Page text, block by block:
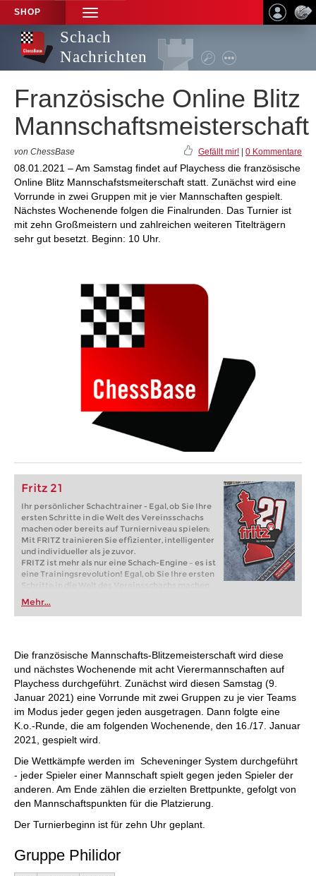
SHOP
TOGGLE
NAVIGATION
Schach
Nachrichten
Französische Online Blitz
Mannschaftsmeisterschaft
von ChessBase Gefällt mir! 0 Kommentare
08.01.2021 – Am Samstag findet auf Playchess die französische
Online Blitz Mannschafstsmeiterschaft statt. Zunächst wird eine
Vorrunde in zwei Gruppen mit je vier Mannschaften gespielt.
Nächstes Wochenende folgen die Finalrunden. Das Turnier ist
mit zehn Großmeistern und zahlreichen weiteren Titelträgern
sehr gut besetzt. Beginn: 10 Uhr.
Fritz 21
Ihr persönlicher Schachtrainer - Egal, ob Sie Ihre
ersten Schritte in die Welt des Vereinsschachs
machen oder bereits auf Turnierniveau spielen:
Mit FRITZ trainieren Sie effizienter, intelligenter
und individueller als je zuvor.
FRITZ ist mehr als nur eine Schach-Engine – es ist
eine Trainingsrevolution! Egal, ob Sie Ihre ersten
Schritte in die Welt des Vereinsschachs machen
oder bereits auf Turnierniveau spielen: Mit
FRITZ trainieren Sie effizienter, intelligenter und
individueller als je zuvor.
Mehr...
Die französische Mannschafts-Blitzemeisterschaft wird diese
und nächstes Wochenende mit acht Vierermannschaften auf
Playchess durchgeführt. Zunächst wird diesen Samstag (9.
Januar 2021) eine Vorrunde mit zwei Gruppen zu je vier Teams
im Modus jeder gegen jeden ausgetragen. Dann folgte eine
K.o.-Runde, die am folgenden Wochenende, den 16./17. Januar
2021, gespielt wird.
Die Wettkämpfe werden im Scheveninger System durchgeführt
- jeder Spieler einer Mannschaft spielt gegen jeden Spieler der
anderen. Am Ende zählen die erzielten Brettpunkte, gefolgt von
den Mannschaftspunkten für die Platzierung.
Der Turnierbeginn ist für zehn Uhr geplant.
Gruppe Philidor